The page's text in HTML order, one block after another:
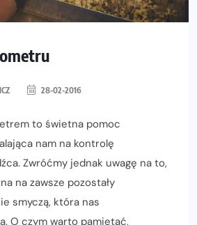
28-02-2016
to świetna pomoc
nam na kontrolę
Zwróćmy jednak uwagę na to,
na zawsze pozostały
smyczą, która nas
O czym warto pamiętać,